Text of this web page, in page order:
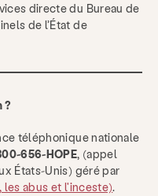
Ressources
impliqué
directe du Bureau de
de l’État de
?
téléphonique nationale
656-HOPE, (appel
États-Unis) géré par
les abus et l'inceste).